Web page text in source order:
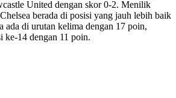
United dengan skor 0-2. Menilik
berada di posisi yang jauh lebih baik
ada di urutan kelima dengan 17 poin,
ke-14 dengan 11 poin.